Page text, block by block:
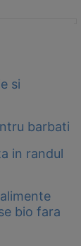
si
barbati
in randul
bio fara